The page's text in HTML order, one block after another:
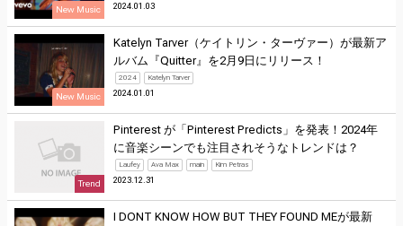
New Music 2024.01.03
New Music
Katelyn Tarver（ケイトリン・ターヴァー）が最新ア
ルバム『Quitter』を2月9日にリリース！
2024 Katelyn Tarver
2024.01.01
Trend
Pinterest が「Pinterest Predicts」を発表！2024年
に音楽シーンでも注目されそうなトレンドは？
Laufey Ava Max main Kim Petras
2023.12.31
I DONT KNOW HOW BUT THEY FOUND MEが最新